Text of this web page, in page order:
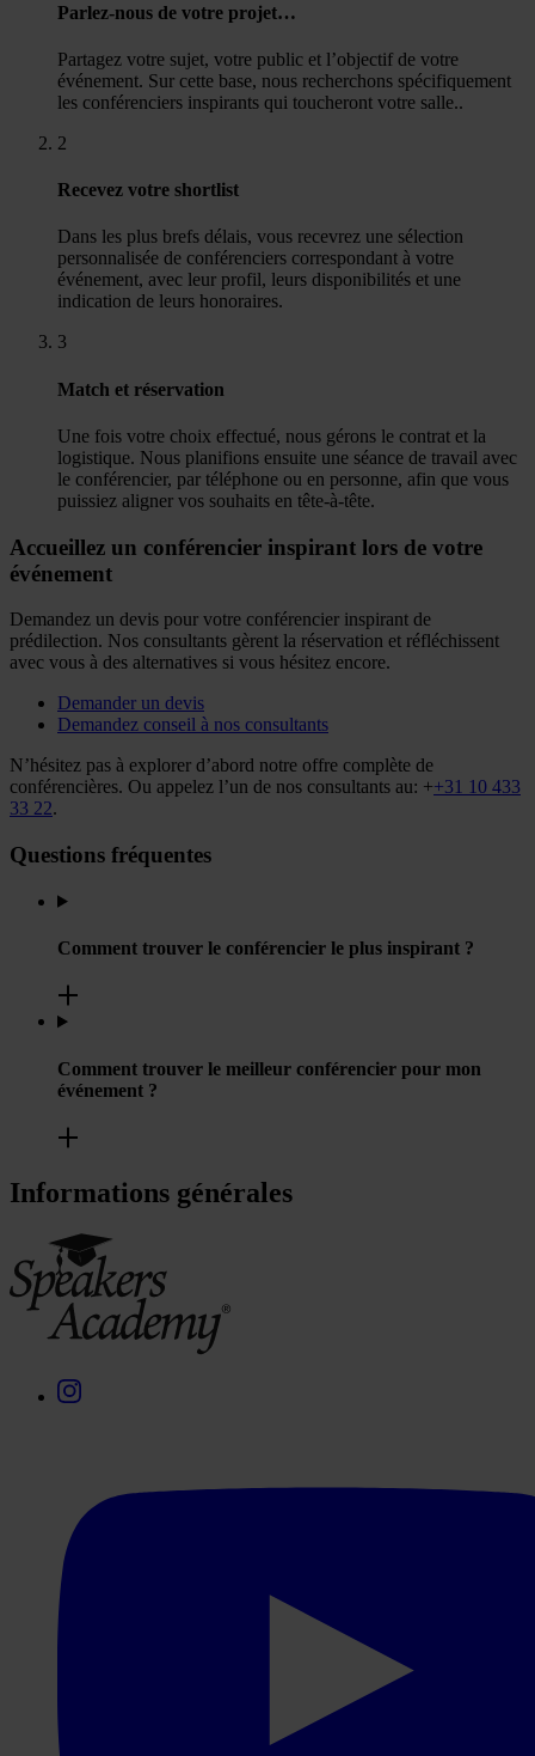
Parlez-nous de votre projet…
Partagez votre sujet, votre public et l’objectif de votre
événement. Sur cette base, nous recherchons spécifiquement
les conférenciers inspirants qui toucheront votre salle..
2
Recevez votre shortlist
Dans les plus brefs délais, vous recevrez une sélection
personnalisée de conférenciers correspondant à votre
événement, avec leur profil, leurs disponibilités et une
indication de leurs honoraires.
3
Match et réservation
Une fois votre choix effectué, nous gérons le contrat et la
logistique. Nous planifions ensuite une séance de travail avec
le conférencier, par téléphone ou en personne, afin que vous
puissiez aligner vos souhaits en tête-à-tête.
Accueillez un conférencier inspirant lors de votre
événement
Demandez un devis pour votre conférencier inspirant de
prédilection. Nos consultants gèrent la réservation et réfléchissent
avec vous à des alternatives si vous hésitez encore.
Demander un devis
Demandez conseil à nos consultants
N’hésitez pas à explorer d’abord notre offre complète de
conférencières. Ou appelez l’un de nos consultants au: ++31 10 433
33 22.
Questions fréquentes
Comment trouver le conférencier le plus inspirant ?
Comment trouver le meilleur conférencier pour mon
événement ?
Informations générales